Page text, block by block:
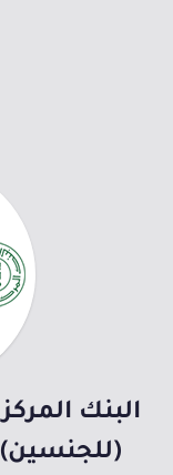
البنك
(للجنسين)